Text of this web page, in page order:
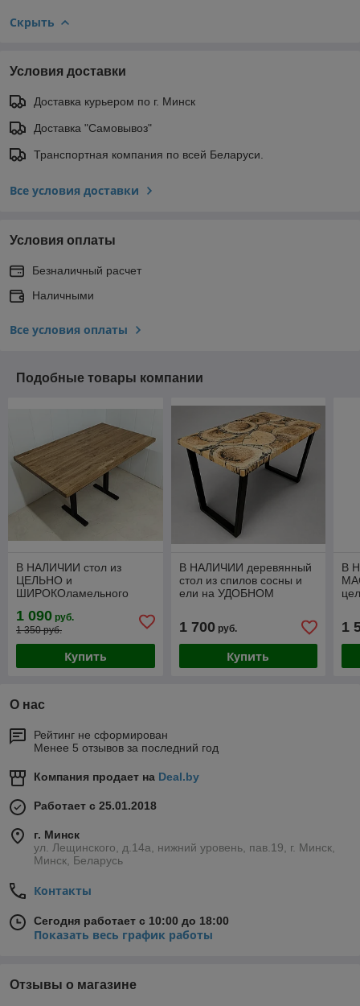
Скрыть
Условия доставки
Доставка курьером по г. Минск
Доставка "Самовывоз"
Транспортная компания по всей Беларуси.
Все условия доставки
Условия оплаты
Безналичный расчет
Наличными
Все условия оплаты
Подобные товары компании
В НАЛИЧИИ стол из
ЦЕЛЬНО и
ШИРОКОламельного
1200*800мм на
цельносварной раме
серии "Н".
1 090 руб.
1 350 руб.
Купить
В НАЛИЧИИ деревянный
стол из спилов сосны и
ели на УДОБНОМ
размере 1170*770мм
1 700руб.
Купить
В
1
О нас
Рейтинг не сформирован
Менее 5 отзывов за последний год
Компания продает на Deal.by
Работает с 25.01.2018
г. Минск
ул. Лещинского, д.14а, нижний уровень, пав.19, г. Минск,
Минск, Беларусь
Контакты
Сегодня работает с 10:00 до 18:00
Показать весь график работы
Отзывы о магазине